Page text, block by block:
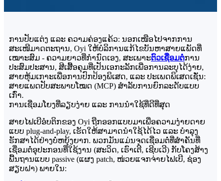
ການປັບແຕ່ງ ແລະ ຄວາມຄ່ອງແຄ້ວ: ນອກເໜືອໄປຈາກການ
ສະເໜີມາດຕະຖານ, Oyi ໃຫ້ບໍລິການແກ້ໄຂບັນຫາສາຍແພັດທີ່
ເໝາະສົມ - ຄວາມຍາວທີ່ກຳນົດເອງ, ສະເພາະຕົວເຊື່ອມຕໍ່ການ
ປະສົມປະສານ, ສີເສື້ອຄຸມທີ່ເປັນເອກະລັກເພື່ອການລະບຸໄດ້ງ່າຍ,
ສາຍຫຸ້ມເກາະເພື່ອການປົກປ້ອງພິເສດ, ແລະ ປະເພດພິເສດເຊັ່ນ:
ສາຍແພດປັບສະພາບໂໝດ (MCP) ສຳລັບການຍົກລະດັບແບບ
ເກົ່າ.
ການເຊື່ອມໂຍງທີ່ລຽບງ່າຍ ແລະ ການນຳໃຊ້ທີ່ດີທີ່ສຸດ
ສາຍໄຟເບີອໍບຕິກຂອງ Oyi ຖືກອອກແບບມາເພື່ອຄວາມງ່າຍດາຍ
ແບບ plug-and-play, ເຮັດໃຫ້ສາມາດນຳໃຊ້ໄດ້ໄວ ແລະ ບຳລຸງ
ຮັກສາໄດ້ຢ່າງບໍ່ຫຍຸ້ງຍາກ. ພວກມັນແມ່ນຈຸດເຊື່ອມຕໍ່ທີ່ສຳຄັນທີ່
ເຊື່ອມຕໍ່ອຸປະກອນທີ່ໃຊ້ງານ (ສະວິດ, ເຣົາເຕີ, ເຊີບເວີ) ກັບໂຄງສ້າງ
ພື້ນຖານແບບ passive (ແຜງ patch, ໜ່ວຍແຈກຈ່າຍໄຟເບີ, ຊ່ອງ
ສຽບຝາ) ພາຍໃນ: